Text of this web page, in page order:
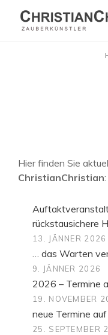
Hier finden Sie
ChristianChristian:
rückstausichere
13. JÄNNER 2026
… das Warten
9. JÄNNER 2026
2026 – Termine
19. NOVEMBER
neue Termine
25. SEPTEMBER